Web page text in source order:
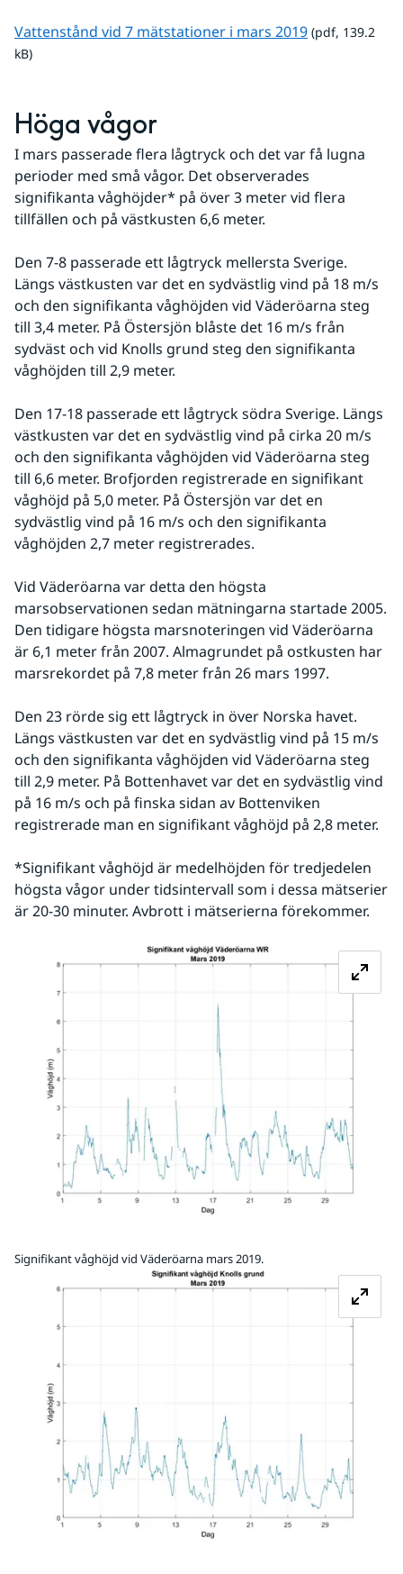
Vattenstånd vid 7 mätstationer i mars 2019pdf, 139.2 kB.
(pdf, 139.2
kB)
Höga vågor
I mars passerade flera lågtryck och det var få lugna
perioder med små vågor. Det observerades
signifikanta våghöjder* på över 3 meter vid flera
tillfällen och på västkusten 6,6 meter.
Den 7-8 passerade ett lågtryck mellersta Sverige.
Längs västkusten var det en sydvästlig vind på 18 m/s
och den signifikanta våghöjden vid Väderöarna steg
till 3,4 meter. På Östersjön blåste det 16 m/s från
sydväst och vid Knolls grund steg den signifikanta
våghöjden till 2,9 meter.
Den 17-18 passerade ett lågtryck södra Sverige. Längs
västkusten var det en sydvästlig vind på cirka 20 m/s
och den signifikanta våghöjden vid Väderöarna steg
till 6,6 meter. Brofjorden registrerade en signifikant
våghöjd på 5,0 meter. På Östersjön var det en
sydvästlig vind på 16 m/s och den signifikanta
våghöjden 2,7 meter registrerades.
Vid Väderöarna var detta den högsta
marsobservationen sedan mätningarna startade 2005.
Den tidigare högsta marsnoteringen vid Väderöarna
är 6,1 meter från 2007. Almagrundet på ostkusten har
marsrekordet på 7,8 meter från 26 mars 1997.
Den 23 rörde sig ett lågtryck in över Norska havet.
Längs västkusten var det en sydvästlig vind på 15 m/s
och den signifikanta våghöjden vid Väderöarna steg
till 2,9 meter. På Bottenhavet var det en sydvästlig vind
på 16 m/s och på finska sidan av Bottenviken
registrerade man en signifikant våghöjd på 2,8 meter.
*Signifikant våghöjd är medelhöjden för tredjedelen
högsta vågor under tidsintervall som i dessa mätserier
är 20-30 minuter. Avbrott i mätserierna förekommer.
Signifikant våghöjd vid Väderöarna mars 2019.